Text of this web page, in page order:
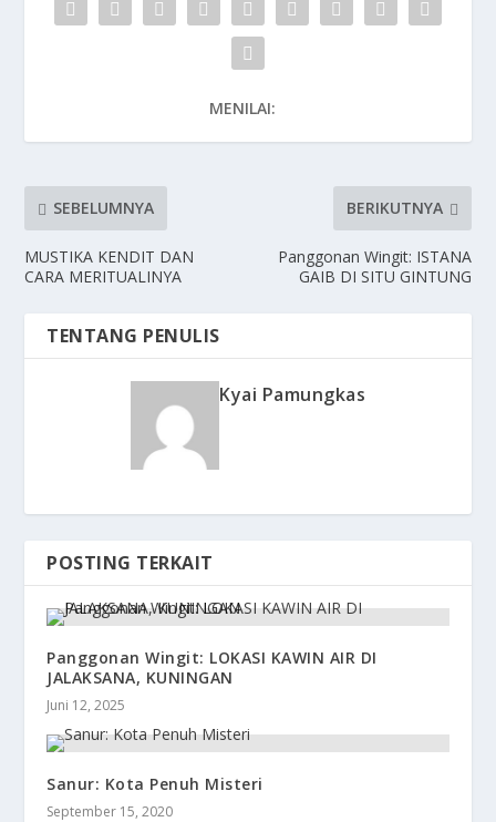
MENILAI:
SEBELUMNYA
MUSTIKA KENDIT DAN
CARA MERITUALINYA
BERIKUTNYA
Panggonan Wingit: ISTANA
GAIB DI SITU GINTUNG
TENTANG PENULIS
Kyai Pamungkas
POSTING TERKAIT
Panggonan Wingit: LOKASI KAWIN AIR DI
JALAKSANA, KUNINGAN
Juni 12, 2025
Sanur: Kota Penuh Misteri
September 15, 2020